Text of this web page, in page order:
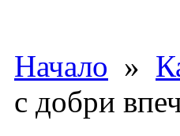
Начало »
с добри